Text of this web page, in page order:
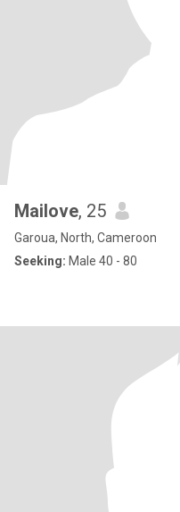
Mailove, 25
Garoua, North, Cameroon
Seeking: Male 40 - 80